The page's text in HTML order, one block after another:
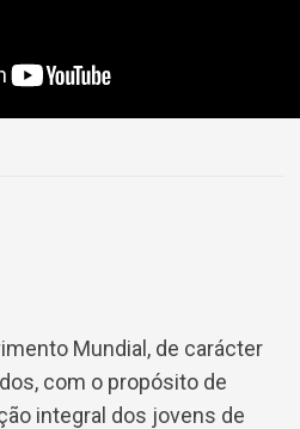
Mundial, de carácter
com o propósito de
integral dos jovens de